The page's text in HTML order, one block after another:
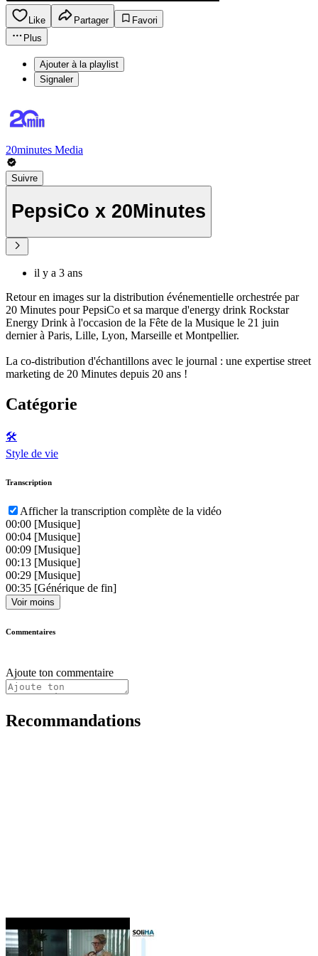
Like Partager
Favori
Plus
Ajouter à la playlist
Signaler
20minutes Media
Suivre
PepsiCo x 20Minutes
il y a 3 ans
Retour en images sur la distribution événementielle orchestrée par
20 Minutes pour PepsiCo et sa marque d'energy drink Rockstar
Energy Drink à l'occasion de la Fête de la Musique le 21 juin
dernier à Paris, Lille, Lyon, Marseille et Montpellier.
La co-distribution d'échantillons avec le journal : une expertise street
marketing de 20 Minutes depuis 20 ans !
Catégorie
🛠️
Style de vie
Transcription
Afficher la transcription complète de la vidéo
00:00 [Musique]
00:04 [Musique]
00:09 [Musique]
00:13 [Musique]
00:29 [Musique]
00:35 [Générique de fin]
Voir moins
Commentaires
Ajoute ton commentaire
Recommandations